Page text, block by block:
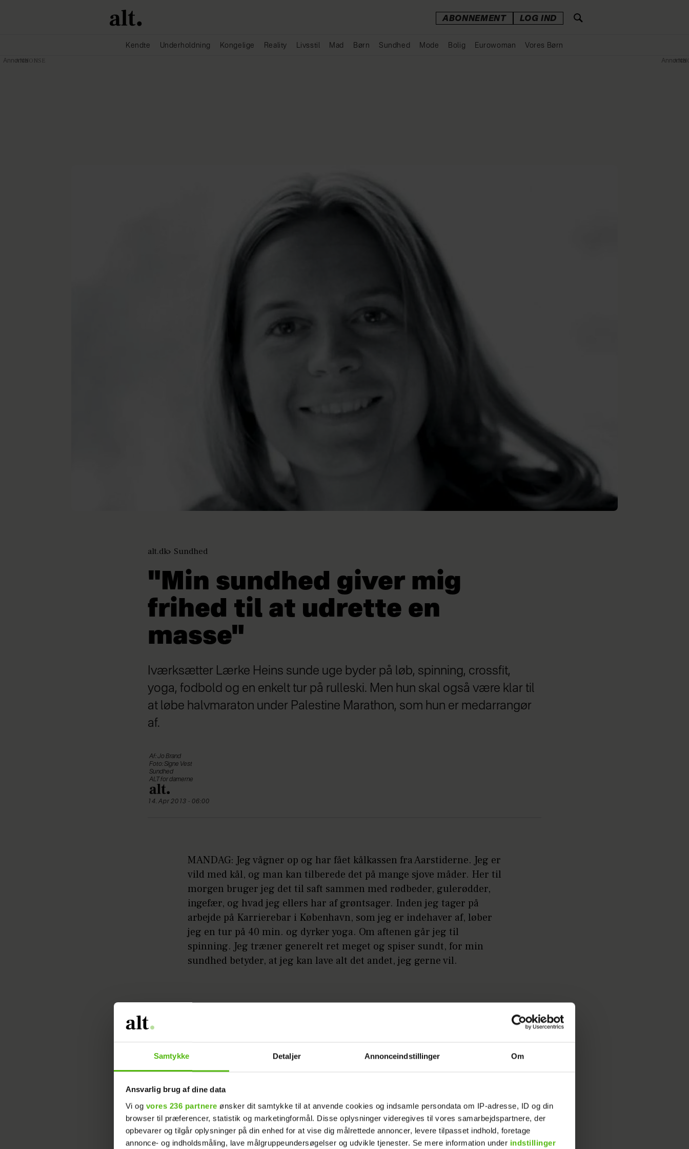
Samtykke Detaljer Annonceindstillinger Om
Ansvarlig brug af dine data
Vi og vores 236 partnere ønsker dit samtykke til at anvende cookies og indsamle persondata om IP-adresse, ID og din
browser til præferencer, statistik og marketingformål. Disse oplysninger videregives til vores samarbejdspartnere, der
opbevarer og tilgår oplysninger på din enhed for at vise dig målrettede annoncer, levere tilpasset indhold, foretage
annonce- og indholdsmåling, lave målgruppeundersøgelser og udvikle tjenester. Se mere information under indstillinger
ABONNEMENT LOG IND
Kendte Underholdning Kongelige Reality Livsstil Mad Børn Sundhed Mode Bolig Eurowoman Vores Børn
alt.dk Sundhed
"Min sundhed giver mig
frihed til at udrette en
masse"
Iværksætter Lærke Heins sunde uge byder på løb, spinning, crossfit,
yoga, fodbold og en enkelt tur på rulleski. Men hun skal også være klar til
at løbe halvmaraton under Palestine Marathon, som hun er medarrangør
af.
Af: Jo Brand
Foto: Signe Vest
Sundhed
ALT for damerne
14. Apr 2013 - 06:00
MANDAG: Jeg vågner op og har fået kålkassen fra Aarstiderne. Jeg er
vild med kål, og man kan tilberede det på mange sjove måder. Her til
morgen bruger jeg det til saft sammen med rødbeder, gulerødder,
ingefær, og hvad jeg ellers har af grøntsager. Inden jeg tager på
arbejde på Karrierebar i København, som jeg er indehaver af, løber
jeg en tur på 40 min. og dyrker yoga. Om aftenen går jeg til
spinning. Jeg træner generelt ret meget og spiser sundt, for min
sundhed betyder, at jeg kan lave alt det andet, jeg gerne vil.
Annonce Annonce